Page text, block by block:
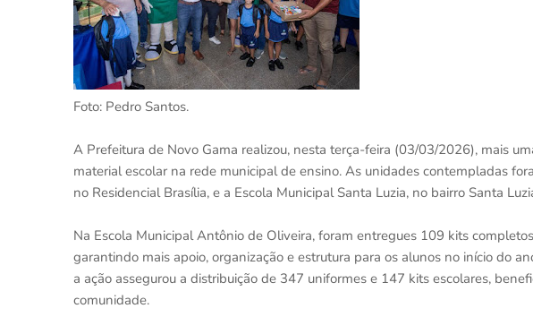
Foto: Pedro Santos.
A Prefeitura de Novo Gama realizou, nesta terça-feira (03/03/2026), mais
material escolar na rede municipal de ensino. As unidades contempladas
no Residencial Brasília, e a Escola Municipal Santa Luzia, no bairro Santa
Na Escola Municipal Antônio de Oliveira, foram entregues 109 kits
garantindo mais apoio, organização e estrutura para os alunos no início do
a ação assegurou a distribuição de 347 uniformes e 147 kits escolares,
comunidade.